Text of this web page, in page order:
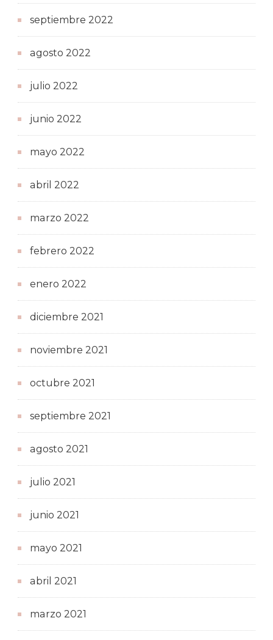
septiembre 2022
agosto 2022
julio 2022
junio 2022
mayo 2022
abril 2022
marzo 2022
febrero 2022
enero 2022
diciembre 2021
noviembre 2021
octubre 2021
septiembre 2021
agosto 2021
julio 2021
junio 2021
mayo 2021
abril 2021
marzo 2021